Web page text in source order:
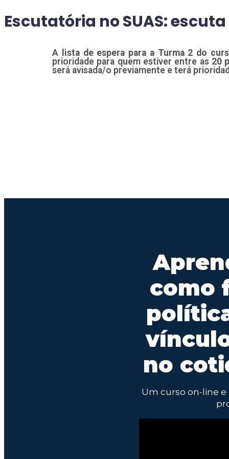
Escutatória no SUAS:
A
lista de espera para a Turma 2 do
prioridade para quem estiver entre as 20
será avisada/o previamente e terá
como
no
Um curso on-line e